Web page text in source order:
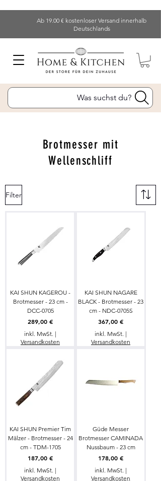
Ab 19.00 € kostenloser Versand innerhalb
Deutschlands
Was suchst du?
Brotmesser mit
Wellenschliff
Filter
KAI SHUN KAGEROU -
Brotmesser - 23 cm -
DCC-0705
Preis
289,00 €
inkl. MwSt. |
Versandkosten
KAI SHUN NAGARE
BLACK - Brotmesser - 23
cm - NDC-0705S
Preis
367,00 €
inkl. MwSt. |
Versandkosten
KAI SHUN Premier Tim
Mälzer - Brotmesser - 24
cm - TDM-1705
Preis
187,00 €
inkl. MwSt. |
Versandkosten
Güde Messer
Brotmesser CAMINADA
Nussbaum - 23 cm
Preis
178,00 €
inkl. MwSt. |
Versandkosten